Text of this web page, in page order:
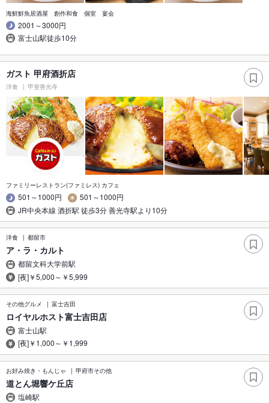
海鮮鮮魚居酒屋 創作和食 個室 宴会
2001～3000円
富士山駅徒歩10分
ガスト 甲府酒折店
洋食 甲斐善光寺
ファミリーレストラン(ファミレス) カフェ
501～1000円
501～1000円
JR中央本線 酒折駅 徒歩3分 善光寺駅より10分
洋食 都留市
ア・ラ・カルト
都留文科大学前駅
[夜]￥5,000～￥5,999
その他グルメ 富士吉田
ロイヤルホスト富士吉田店
富士山駅
[夜]￥1,000～￥1,999
お好み焼き・もんじゃ 甲府市その他
道とん堀響ケ丘店
塩崎駅